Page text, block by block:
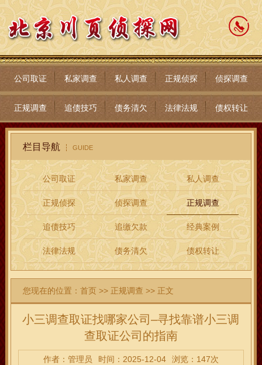
公司取证 私家调查 私人调查 正规侦探 侦探调查
正规调查 追债技巧 债务清欠 法律法规 债权转让
栏目导航 GUIDE
公司取证 私家调查 私人调查
正规侦探 侦探调查 正规调查
追债技巧 追缴欠款 经典案例
法律法规 债务清欠 债权转让
您现在的位置：首页 >> 正规调查 >> 正文
小三调查取证找哪家公司–寻找靠谱小三调
查取证公司的指南
作者：管理员 时间：2025-12-04 浏览：147次